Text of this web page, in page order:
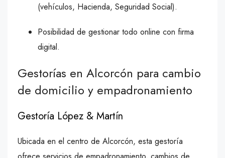
(vehículos, Hacienda, Seguridad Social).
Posibilidad de gestionar todo online con firma
digital.
Gestorías en Alcorcón para cambio
de domicilio y empadronamiento
Gestoría López & Martín
Ubicada en el centro de Alcorcón, esta gestoría